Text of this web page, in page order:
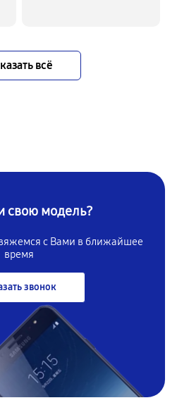
всё
свою модель?
с Вами в ближайшее
время
звонок